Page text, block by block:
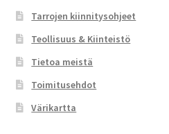
Tarrojen kiinnitysohjeet
Teollisuus & Kiinteistö
Tietoa meistä
Toimitusehdot
Värikartta